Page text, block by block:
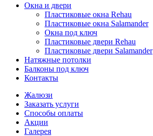
Окна и двери
Пластиковые окна Rehau
Пластиковые окна Salamander
Окна под ключ
Пластиковые двери Rehau
Пластиковые двери Salamander
Натяжные потолки
Балконы под ключ
Контакты
Жалюзи
Заказать услуги
Способы оплаты
Акции
Галерея